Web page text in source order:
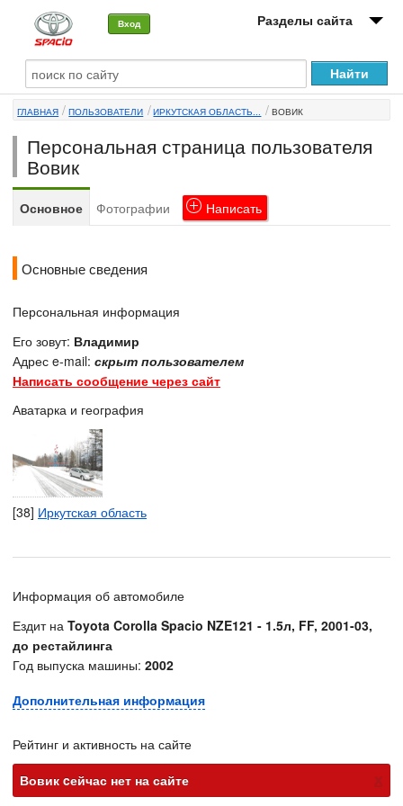
Вход Разделы сайта
О машине
Автоклуб
Форумы
Сервисы и услуги
ГЛАВНАЯ ПОЛЬЗОВАТЕЛИ ИРКУТСКАЯ ОБЛАСТЬ... ВОВИК
Персональная страница пользователя
Вовик
Основное Фотографии Написать
Основные сведения
Персональная информация
Его зовут: Владимир
Адрес e-mail: скрыт пользователем
Написать сообщение через сайт
Аватарка и география
[38] Иркутская область
Информация об автомобиле
Ездит на Toyota Corolla Spacio NZE121 - 1.5л, FF, 2001-03,
до рестайлинга
Год выпуска машины: 2002
Дополнительная информация
Рейтинг и активность на сайте
Вовик cейчас нет на сайте
х